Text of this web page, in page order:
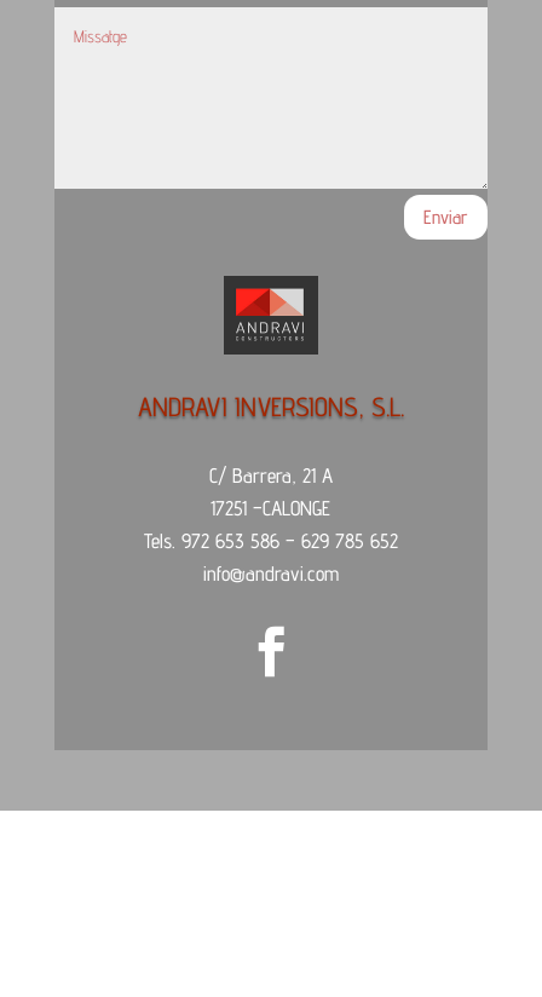
Enviar
ANDRAVI INVERSIONS, S.L.
C/ Barrera, 21 A
17251 –CALONGE
Tels. 972 653 586 – 629 785 652
info@andravi.com
